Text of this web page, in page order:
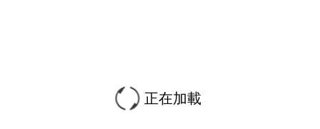
正在加載